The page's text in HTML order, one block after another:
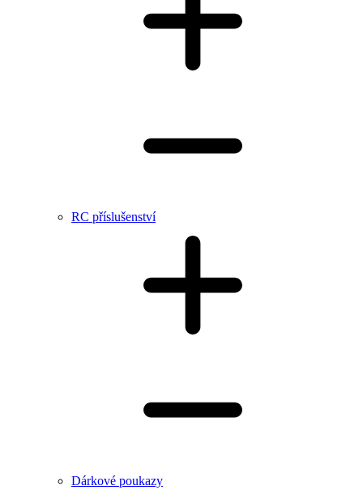
RC příslušenství
Dárkové poukazy